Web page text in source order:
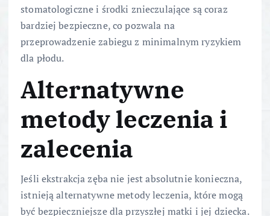
stomatologiczne i środki znieczulające są coraz
bardziej bezpieczne, co pozwala na
przeprowadzenie zabiegu z minimalnym ryzykiem
dla płodu.
Alternatywne
metody leczenia i
zalecenia
Jeśli ekstrakcja zęba nie jest absolutnie konieczna,
istnieją alternatywne metody leczenia, które mogą
być bezpieczniejsze dla przyszłej matki i jej dziecka.